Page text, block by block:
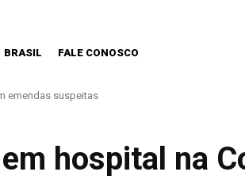
BRASIL FALE CONOSCO
hospital na